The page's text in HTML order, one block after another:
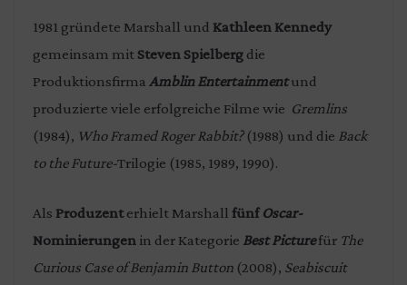
1981 gründete Marshall und Kathleen Kennedy
gemeinsam mit Steven Spielberg die
Produktionsfirma Amblin Entertainmentund
produzierte viele erfolgreiche Filme wie Gremlins
(1984), Who Framed Roger Rabbit?(1988) und die Back
to the Future-Trilogie (1985, 1989, 1990).
Als Produzenterhielt Marshall fünf Oscar-
Nominierungen in der Kategorie Best Picturefür The
Curious Case of Benjamin Button (2008), Seabiscuit